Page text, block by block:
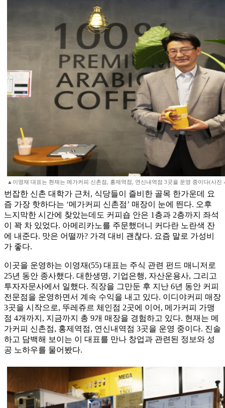
▲이영재 대표는 현재는 메가커피 신촌점, 홍제역점, 연신내역점 3곳을 운영 중이다(사진
번잡한 신촌 대학가 근처, 식당들이 즐비한 골목 한가운데 요
즘 가장 핫하다는 ‘메가커피 신촌점’ 매장이 눈에 띈다. 오후
느지막한 시간에 찾았는데도 커피숍 안은 1층과 2층까지 좌석
이 꽉 차 있었다. 아메리카노를 주문했더니 커다란 노란색 잔
에 내준다. 맛은 어떨까? 가격 대비 괜찮다. 요즘 말로 가성비
가 좋다.
이곳을 운영하는 이영재(55) 대표는 주식 관련 펀드 매니저로
25년 동안 종사했다. 대한생명, 기업은행, 자산운용사, 그리고
투자자문사에서 일했다. 직장을 그만둔 후 지난 6년 동안 커피
전문점을 운영하면서 계속 수익을 내고 있다. 이디야커피 매장
3곳을 시작으로, 뚜레쥬르 체인점 2곳에 이어, 메가커피 가맹
점 4개까지, 지금까지 총 9개 매장을 경험하고 있다. 현재는 메
가커피 신촌점, 홍제역점, 연신내역점 3곳을 운영 중이다. 진솔
하고 담백해 보이는 이 대표를 만나 창업과 관련된 정보와 성
공 노하우를 물어봤다.